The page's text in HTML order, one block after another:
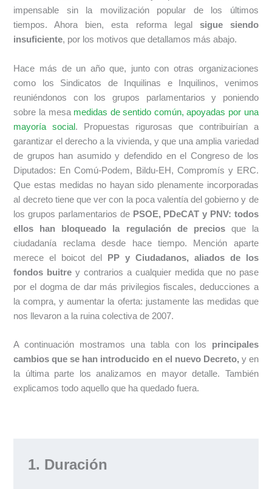
impensable sin la movilización popular de los últimos
tiempos. Ahora bien, esta reforma legal sigue siendo
insuficiente, por los motivos que detallamos más abajo.
Hace más de un año que, junto con otras organizaciones
como los Sindicatos de Inquilinas e Inquilinos, venimos
reuniéndonos con los grupos parlamentarios y poniendo
sobre la mesa medidas de sentido común, apoyadas por una
mayoría social . Propuestas rigurosas que contribuirían a
garantizar el derecho a la vivienda, y que una amplia variedad
de grupos han asumido y defendido en el Congreso de los
Diputados: En Comú-Podem, Bildu-EH, Compromís y ERC.
Que estas medidas no hayan sido plenamente incorporadas
al decreto tiene que ver con la poca valentía del gobierno y de
los grupos parlamentarios dePSOE, PDeCAT y PNV: todos
ellos han bloqueado la regulación de preciosque la
ciudadanía reclama desde hace tiempo. Mención aparte
merece el boicot del
PP y Ciudadanos, aliados de los
fondos buitre y contrarios a cualquier medida que no pase
por el dogma de dar más privilegios fiscales, deducciones a
la compra, y aumentar la oferta: justamente las medidas que
nos llevaron a la ruina colectiva de 2007.
A continuación mostramos una tabla con los principales
cambios que se han introducido en el nuevo Decreto, y en
la última parte los analizamos en mayor detalle. También
explicamos todo aquello que ha quedado fuera.
1. Duración